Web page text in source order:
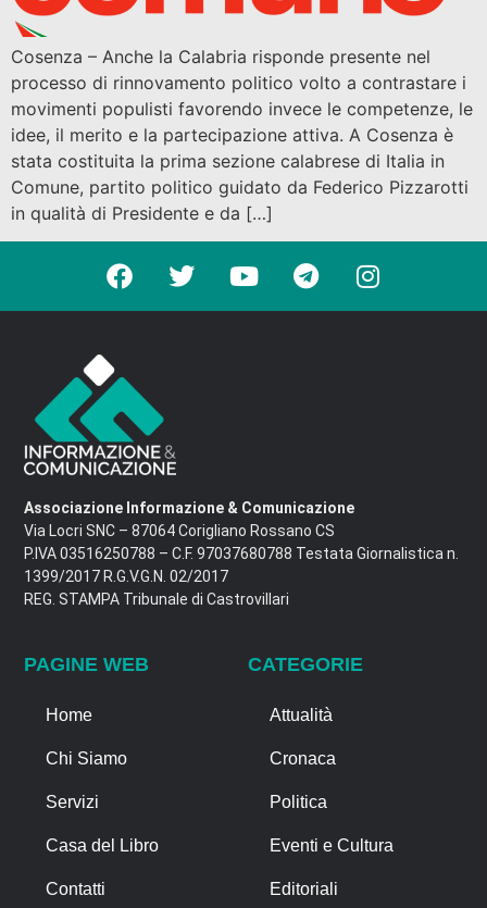
Cosenza – Anche la Calabria risponde presente nel
processo di rinnovamento politico volto a contrastare i
movimenti populisti favorendo invece le competenze, le
idee, il merito e la partecipazione attiva. A Cosenza è
stata costituita la prima sezione calabrese di Italia in
Comune, partito politico guidato da Federico Pizzarotti
in qualità di Presidente e da […]
Associazione Informazione & Comunicazione
Via Locri SNC – 87064 Corigliano Rossano CS
P.IVA 03516250788 – C.F. 97037680788 Testata Giornalistica n.
1399/2017 R.G.V.G.N. 02/2017
REG. STAMPA Tribunale di Castrovillari
PAGINE WEB
Home
Chi Siamo
Servizi
Casa del Libro
Contatti
CATEGORIE
Attualità
Cronaca
Politica
Eventi e Cultura
Editoriali